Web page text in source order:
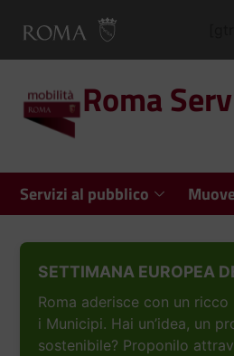
Roma
Servizi al pubblico
SETTIMANA EUROPEA
Roma aderisce con un
i Municipi. Hai un’idea, un
sostenibile? Proponilo